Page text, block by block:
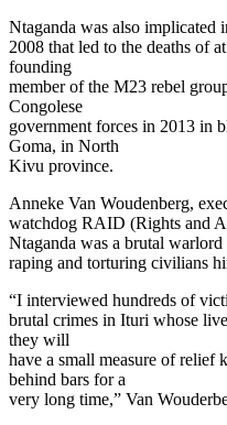
Ntaganda was also implicated
2008 that led to the deaths of
founding
member of the M23 rebel
Congolese
government forces in 2013 in
Goma, in North
Kivu province.
Anneke Van Woudenberg,
watchdog RAID (Rights and
Ntaganda was a brutal
raping and torturing civilians
“I interviewed hundreds of
brutal crimes in Ituri whose
they will
have a small measure of
behind bars for a
very long time,” Van